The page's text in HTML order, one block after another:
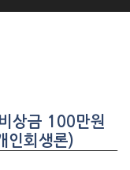
상금 100만원
인회생론)